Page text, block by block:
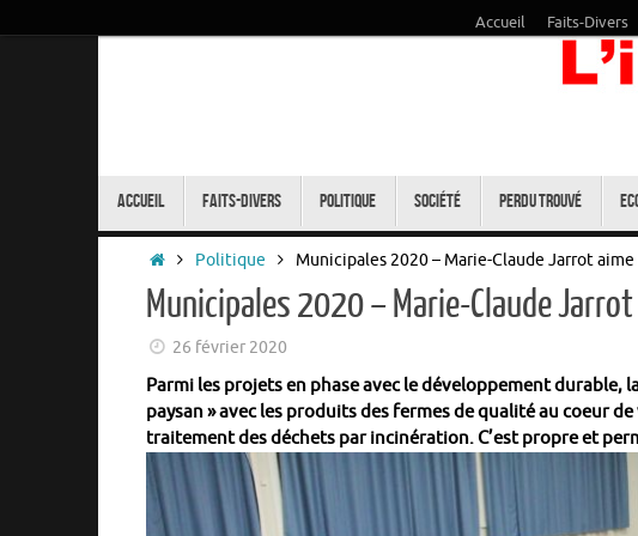
Accueil Faits-Divers
Accueil Faits-Divers Politique Société Perdu trouvé
Accueil
Politique Municipales 2020 – Marie-Claude Jarrot
Municipales 2020 – Marie-Claude
26 février 2020
Parmi les projets en phase avec le développement
paysan » avec les produits des fermes de qualité au coeur
traitement des déchets par incinération. C’est propre et